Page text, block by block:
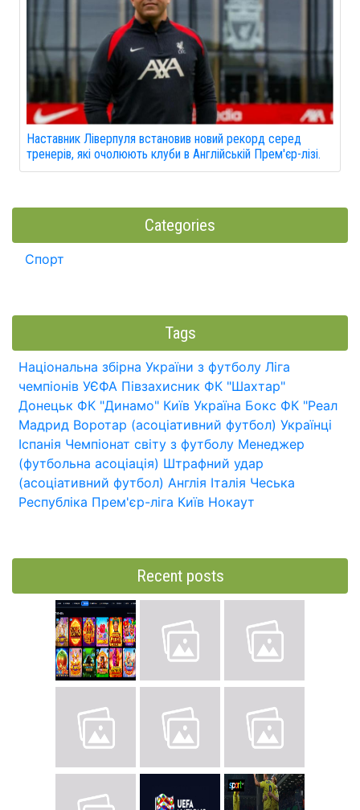
Наставник Ліверпуля встановив новий рекорд серед
тренерів, які очолюють клуби в Англійській Прем'єр-лізі.
Categories
Спорт
Tags
Національна збірна України з футболу Ліга
чемпіонів УЄФА Півзахисник ФК "Шахтар"
Донецьк ФК "Динамо" Київ Україна Бокс ФК "Реал
Мадрид Воротар (асоціативний футбол) Українці
Іспанія Чемпіонат світу з футболу Менеджер
(футбольна асоціація) Штрафний удар
(асоціативний футбол) Англія Італія Чеська
Республіка Прем'єр-ліга Київ Нокаут
Recent posts